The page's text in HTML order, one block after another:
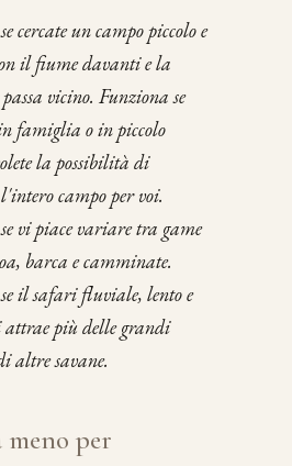
cercate un campo piccolo e
il fiume davanti e la
vicino. Funziona se
famiglia o in piccolo
la possibilità di
campo per voi.
vi piace variare tra game
barca e camminate.
il safari fluviale, lento e
più delle grandi
altre savane.
meno per